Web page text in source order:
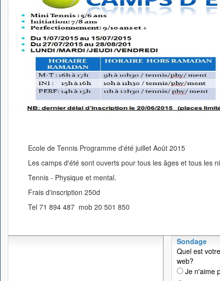
Ecole de Tennis Programme d'été juillet Août 2015
Les camps d'été sont ouverts pour tous les âges et tous les
Tennis - Physique et mental.
Frais d'inscription 250d
Tel 71 894 487 mob 20 501 850
Sondage
Quel est
web?
Je n'aime